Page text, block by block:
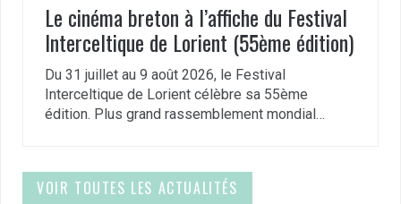
Le cinéma breton à l’affiche du Festival
Interceltique de Lorient (55ème édition)
Du 31 juillet au 9 août 2026, le Festival
Interceltique de Lorient célèbre sa 55ème
édition. Plus grand rassemblement mondial…
VOIR TOUTES LES ACTUALITÉS